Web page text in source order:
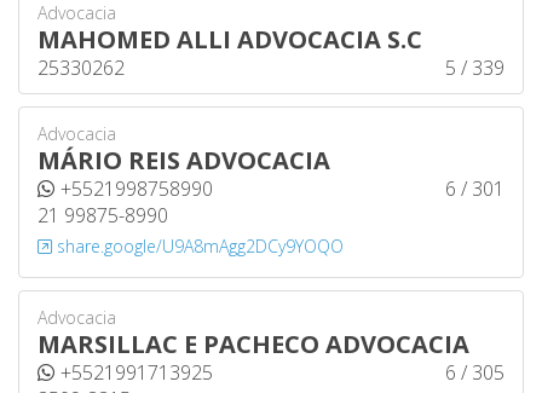
Advocacia
MAHOMED ALLI ADVOCACIA S.C
5 / 339
25330262
Advocacia
MÁRIO REIS ADVOCACIA
6 / 301
+5521998758990
21 99875-8990
share.google/U9A8mAgg2DCy9YOQO
Advocacia
MARSILLAC E PACHECO ADVOCACIA
6 / 305
+5521991713925